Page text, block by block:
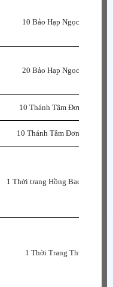
10 Bảo Hạp Ngọc B~SR
20 Bảo Hạp Ngọc B~SR
10 Thánh Tâm Đơn (Tiểu)
10 Thánh Tâm Đơn (Trung)
1 Thời trang Hồng Bạch Thiên
1 Thời Trang Thuật Sĩ